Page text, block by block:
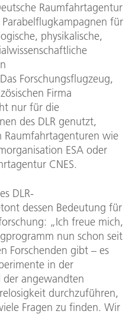
Raumfahrtagentur
für
physikalische,
Forschungsflugzeug,
Firma
nur für die
des DLR genutzt,
Raumfahrtagenturen wie
ESA oder
CNES.
DLR-
dessen Bedeutung für
„Ich freue mich,
nun schon seit
Forschenden gibt – es
in der
angewandten
durchzuführen,
Fragen zu finden. Wir